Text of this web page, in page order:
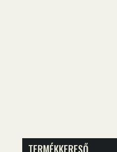
TERMÉKKERESŐ